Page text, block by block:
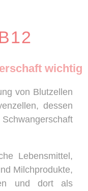
wichtig
von Blutzellen
dessen
Lebensmittel,
Milchprodukte,
und dort als